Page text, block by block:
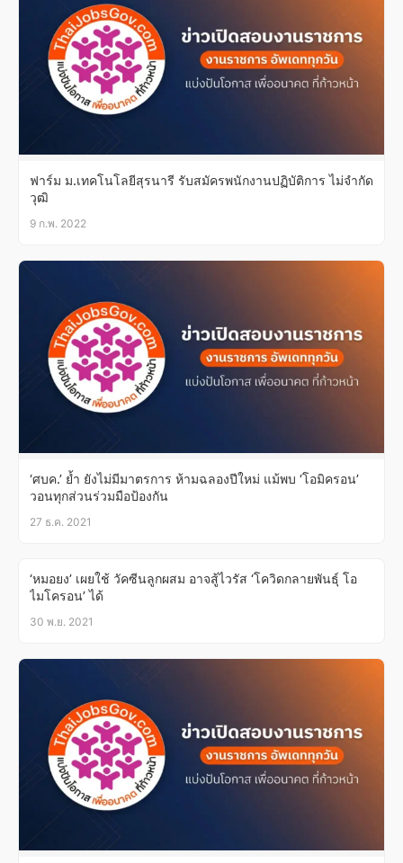
ฟาร์ม ม.เทคโนโลยีสุรนารี รับสมัครพนักงานปฏิบัติการ ไม่จำกัด
วุฒิ
9 ก.พ. 2022
‘ศบค.’ ย้ำ ยังไม่มีมาตรการ ห้ามฉลองปีใหม่ แม้พบ ‘โอมิครอน’
วอนทุกส่วนร่วมมือป้องกัน
27 ธ.ค. 2021
‘หมอยง’ เผยใช้ วัคซีนลูกผสม อาจสู้ไวรัส ‘โควิดกลายพันธุ์ โอ
ไมโครอน’ ได้
30 พ.ย. 2021